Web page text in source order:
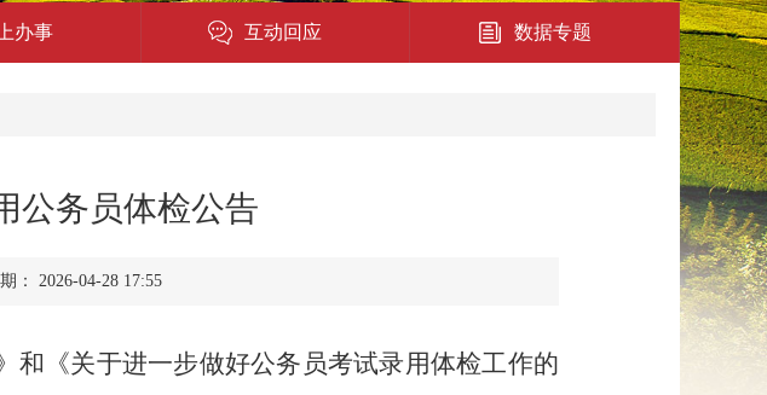
办事
提示
服务
互动回应
在线访谈
数据专题
公务员体检公告
2026-04-28 17:55
和《关于进一步做好公务员考试录用体检工作的